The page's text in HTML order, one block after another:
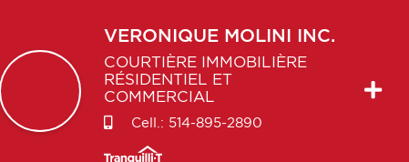
VERONIQUE MOLINI INC.
COURTIÈRE IMMOBILIÈRE
RÉSIDENTIEL ET
COMMERCIAL
Cell.: 514-895-2890